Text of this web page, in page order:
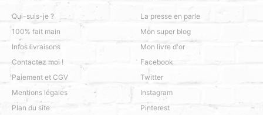
Qui-suis-je ?
100% fait main
Infos livraisons
Contactez moi !
Paiement et CGV
Mentions légales
Plan du site
La presse en parle
Mon super blog
Mon livre d'or
Facebook
Twitter
Instagram
Pinterest